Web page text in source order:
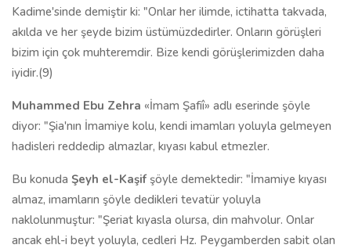
Kadime'sinde demiştir ki: "Onlar her ilimde, ictihatta takvada,
akılda ve her şeyde bizim üstümüzdedirler. Onların görüşleri
bizim için çok muhteremdir. Bize kendi görüşlerimizden daha
iyidir.(9)
Muhammed Ebu Zehra «İmam Şafiî» adlı eserinde şöyle
diyor: "Şia'nın İmamiye kolu, kendi imamları yoluyla gelmeyen
hadisleri reddedip almazlar, kıyası kabul etmezler.
Bu konuda Şeyh el-Kaşif şöyle demektedir: "İmamiye kıyası
almaz, imamların şöyle dedikleri tevatür yoluyla
naklolunmuştur: "Şeriat kıyasla olursa, din mahvolur. Onlar
ancak ehl-i beyt yoluyla, cedleri Hz. Peygamberden sabit olan